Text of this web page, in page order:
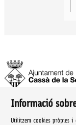
Ajuntament de
Informació
Utilitzem cookies pròpies i